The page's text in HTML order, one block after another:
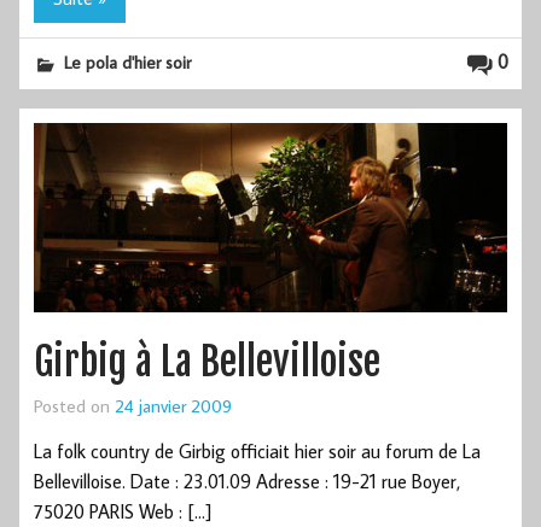
0
Le pola d'hier soir
Girbig à La Bellevilloise
Posted on 24 janvier 2009
La folk country de Girbig officiait hier soir au forum de La
Bellevilloise. Date : 23.01.09 Adresse : 19-21 rue Boyer,
75020 PARIS Web : […]